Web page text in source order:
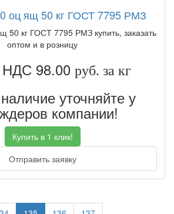
оц ящ 50 кг ГОСТ 7795 РМЗ
50 кг ГОСТ 7795 РМЗ купить, заказать
оптом и в розницу
98.00 руб. за кг
уточняйте у
компании!
Купить в 1 клик!
Отправить заявку